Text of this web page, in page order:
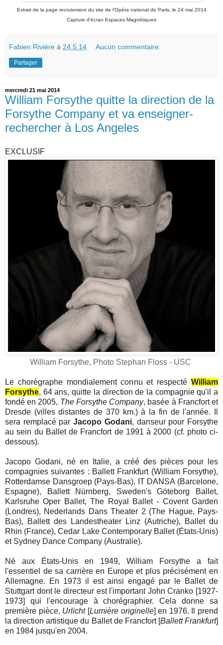
Extrait de la page recrutement du site de l'Opéra national de Paris, le 24 mai 2014
Capture d'écran Espaces Magnétiques
Fabien Rivière à 24.5.14 Aucun commentaire:
Partager
mercredi 21 mai 2014
William Forsythe quitte la direction de la
Forsythe Company et va enseigner-
rechercher à Los Angeles
EXCLUSIF
William Forsythe, Photo Stephan Floss - USC
Le chorégraphe mondialement connu et respecté William
Forsythe, 64 ans, quitte la direction de la compagnie qu'il a
fondé en 2005, The Forsythe Company, basée à Francfort et
Dresde (villes distantes de 370 km.) à la fin de l'année. Il
sera remplacé parJacopo Godani, danseur pour Forsythe
au sein du Ballet de Francfort de 1991 à 2000 (cf. photo ci-
dessous).
Jacopo Godani, né en Italie, a créé des pièces pour les
compagnies suivantes : Ballett Frankfurt (William Forsythe),
Rotterdamse Dansgroep (Pays-Bas), IT DANSA (Barcelone,
Espagne), Ballett Nürnberg, Sweden's Göteborg Ballet,
Karlsruhe Oper Ballet, The Royal Ballet - Covent Garden
(Londres), Nederlands Dans Theater 2 (The Hague, Pays-
Bas), Ballett des Landestheater Linz (Autriche), Ballet du
Rhin (France), Cedar Lake Contemporary Ballet (États-Unis)
et Sydney Dance Company (Australie).
Né aux États-Unis en 1949, William Forsythe a fait
l'essentiel de sa carrière en Europe et plus précisément en
Allemagne. En 1973 il est ainsi engagé par le Ballet de
Stuttgart dont le directeur est l'important John Cranko [1927-
1973] qui l'encourage à chorégraphier. Cela donne sa
première pièce, Urlicht[Lumière originelle] en 1976. Il prend
la direction artistique du Ballet de Francfort [Ballett Frankfurt]
en 1984 jusqu'en 2004.